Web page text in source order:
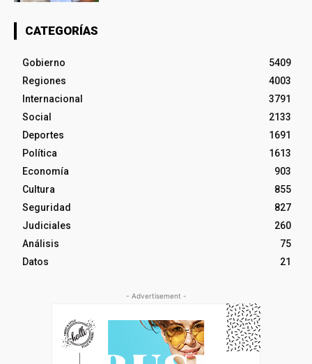
CATEGORÍAS
Gobierno
5409
Regiones
4003
Internacional
3791
Social
2133
Deportes
1691
Política
1613
Economía
903
Cultura
855
Seguridad
827
Judiciales
260
Análisis
75
Datos
21
- Advertisement -